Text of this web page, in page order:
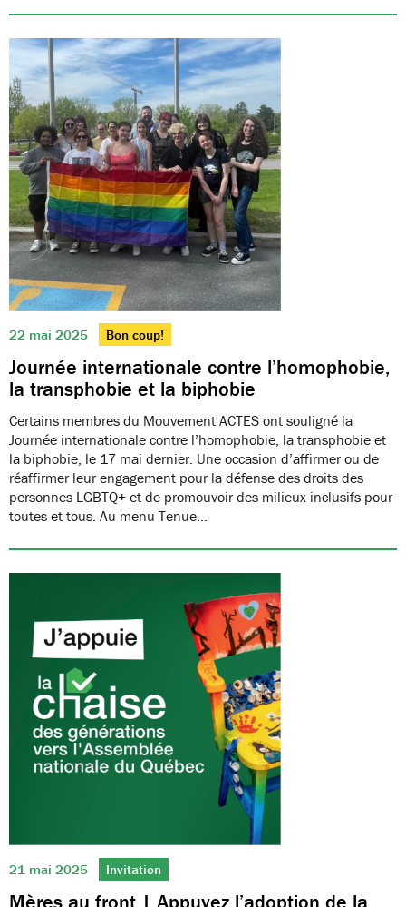
22 mai 2025 Bon coup!
Journée internationale contre l’homophobie,
la transphobie et la biphobie
Certains membres du Mouvement ACTES ont souligné la
Journée internationale contre l’homophobie, la transphobie et
la biphobie, le 17 mai dernier. Une occasion d’affirmer ou de
réaffirmer leur engagement pour la défense des droits des
personnes LGBTQ+ et de promouvoir des milieux inclusifs pour
toutes et tous. Au menu Tenue…
21 mai 2025 Invitation
Mères au front | Appuyez l’adoption de la